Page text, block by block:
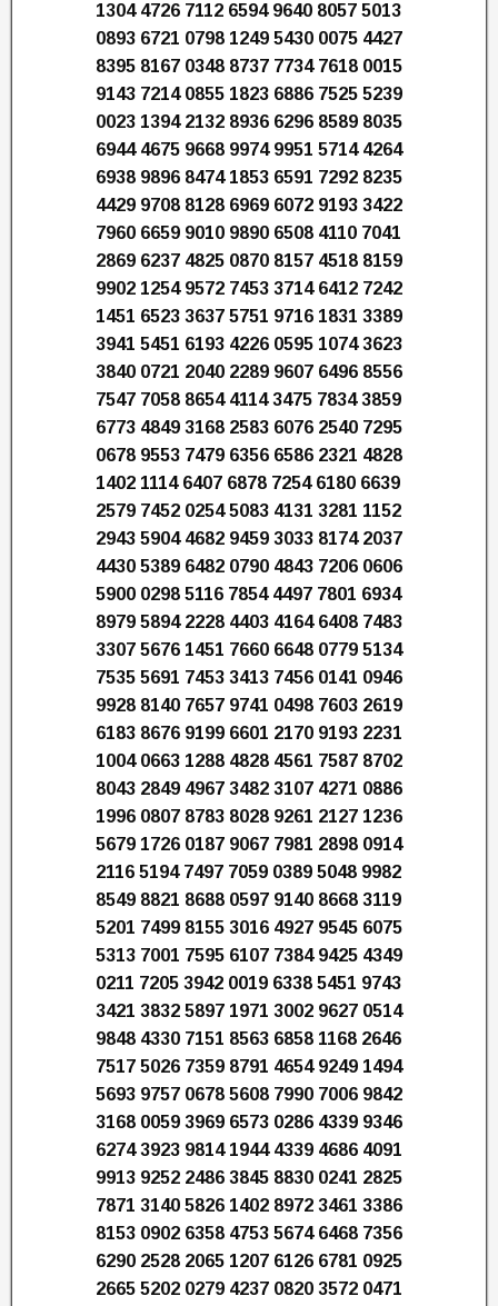
1304 4726 7112 6594 9640 8057 5013
0893 6721 0798 1249 5430 0075 4427
8395 8167 0348 8737 7734 7618 0015
9143 7214 0855 1823 6886 7525 5239
0023 1394 2132 8936 6296 8589 8035
6944 4675 9668 9974 9951 5714 4264
6938 9896 8474 1853 6591 7292 8235
4429 9708 8128 6969 6072 9193 3422
7960 6659 9010 9890 6508 4110 7041
2869 6237 4825 0870 8157 4518 8159
9902 1254 9572 7453 3714 6412 7242
1451 6523 3637 5751 9716 1831 3389
3941 5451 6193 4226 0595 1074 3623
3840 0721 2040 2289 9607 6496 8556
7547 7058 8654 4114 3475 7834 3859
6773 4849 3168 2583 6076 2540 7295
0678 9553 7479 6356 6586 2321 4828
1402 1114 6407 6878 7254 6180 6639
2579 7452 0254 5083 4131 3281 1152
2943 5904 4682 9459 3033 8174 2037
4430 5389 6482 0790 4843 7206 0606
5900 0298 5116 7854 4497 7801 6934
8979 5894 2228 4403 4164 6408 7483
3307 5676 1451 7660 6648 0779 5134
7535 5691 7453 3413 7456 0141 0946
9928 8140 7657 9741 0498 7603 2619
6183 8676 9199 6601 2170 9193 2231
1004 0663 1288 4828 4561 7587 8702
8043 2849 4967 3482 3107 4271 0886
1996 0807 8783 8028 9261 2127 1236
5679 1726 0187 9067 7981 2898 0914
2116 5194 7497 7059 0389 5048 9982
8549 8821 8688 0597 9140 8668 3119
5201 7499 8155 3016 4927 9545 6075
5313 7001 7595 6107 7384 9425 4349
0211 7205 3942 0019 6338 5451 9743
3421 3832 5897 1971 3002 9627 0514
9848 4330 7151 8563 6858 1168 2646
7517 5026 7359 8791 4654 9249 1494
5693 9757 0678 5608 7990 7006 9842
3168 0059 3969 6573 0286 4339 9346
6274 3923 9814 1944 4339 4686 4091
9913 9252 2486 3845 8830 0241 2825
7871 3140 5826 1402 8972 3461 3386
8153 0902 6358 4753 5674 6468 7356
6290 2528 2065 1207 6126 6781 0925
2665 5202 0279 4237 0820 3572 0471